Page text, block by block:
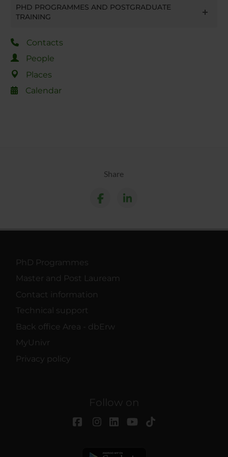
PHD PROGRAMMES AND POSTGRADUATE
TRAINING
Contacts
People
Places
Calendar
Share
PhD Programmes
Master and Post Lauream
Contact information
Technical support
Back office Area - dbErw
MyUnivr
Privacy policy
Follow on